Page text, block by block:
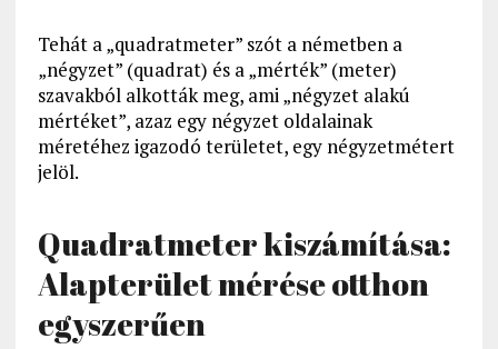
Tehát a „quadratmeter” szót a németben a
„négyzet” (quadrat) és a „mérték” (meter)
szavakból alkották meg, ami „négyzet alakú
mértéket”, azaz egy négyzet oldalainak
méretéhez igazodó területet, egy négyzetmétert
jelöl.
Quadratmeter kiszámítása:
Alapterület mérése otthon
egyszerűen